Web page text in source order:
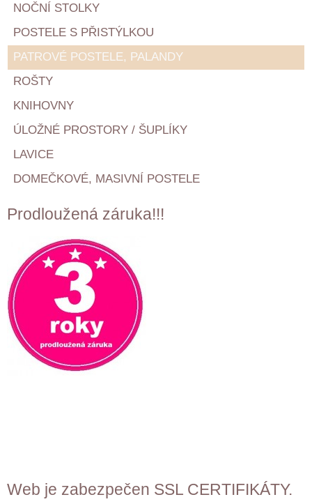
NOČNÍ STOLKY
POSTELE S PŘISTÝLKOU
PATROVÉ POSTELE, PALANDY
ROŠTY
KNIHOVNY
ÚLOŽNÉ PROSTORY / ŠUPLÍKY
LAVICE
DOMEČKOVÉ, MASIVNÍ POSTELE
Prodloužená záruka!!!
Web je zabezpečen SSL CERTIFIKÁTY.